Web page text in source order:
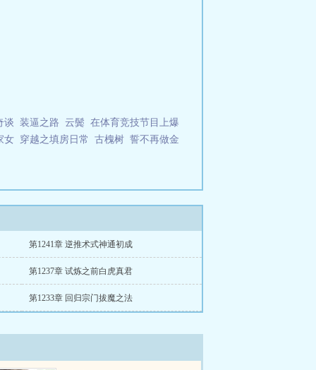
谈 装逼之路 云鬓 在体育竞技节目上爆
女 穿越之填房日常 古槐树 誓不再做金
第1241章 逆推术式神通初成
第1237章 试炼之前白虎真君
第1233章 回归宗门拔魔之法